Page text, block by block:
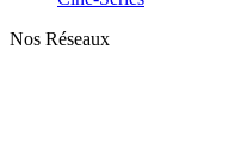
Nos Réseaux